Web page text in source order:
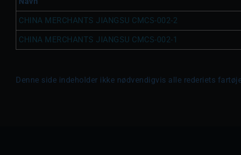
CHINA MERCHANTS JIANGSU CMCS-002-2
CHINA MERCHANTS JIANGSU CMCS-002-1
Denne side indeholder ikke nødvendigvis alle rederiets